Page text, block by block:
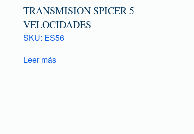
TRANSMISION SPICER 5
VELOCIDADES
SKU: ES56
Leer más